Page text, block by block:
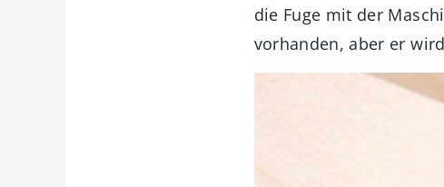
die Fuge mit der
vorhanden, aber er